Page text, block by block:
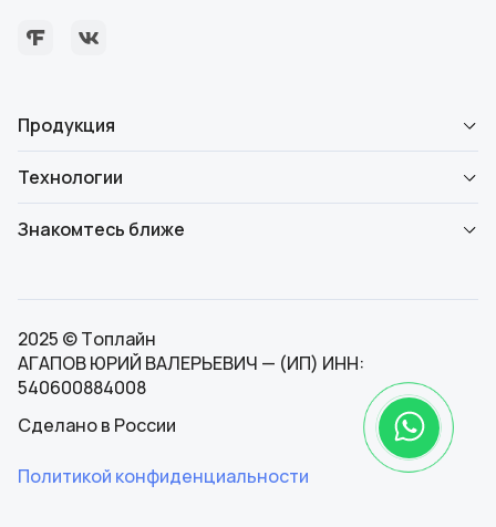
Продукция
Технологии
Знакомтесь ближе
2025 © Топлайн
АГАПОВ ЮРИЙ ВАЛЕРЬЕВИЧ — (ИП) ИНН:
540600884008
Сделано в России
Политикой конфиденциальности